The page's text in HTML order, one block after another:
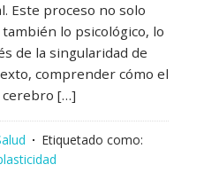
Este proceso no solo
lo psicológico, lo
de la singularidad de
comprender cómo el
[…]
Etiquetado como: